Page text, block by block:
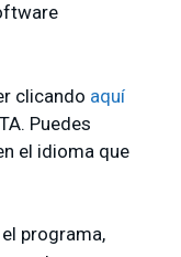
clicando aquí
Puedes
el idioma que
programa,